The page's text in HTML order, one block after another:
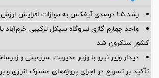
رشد ۱.۵ درصدی آیفکس به موازات افزایش ارزش معاملات
واحد چهارم گازی نیروگاه سیکل ترکیبی
کشور سنکرون شد
دیدار وزیر نیرو با وزیر مدیریت سرزمینی و
تأکید بر تسریع در اجرای پروژه‌های مشترک انرژی و